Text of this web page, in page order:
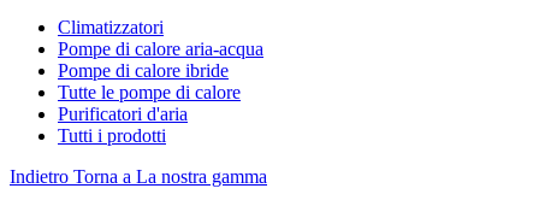
Climatizzatori
Pompe di calore aria-acqua
Pompe di calore ibride
Tutte le pompe di calore
Purificatori d'aria
Tutti i prodotti
Indietro Torna a La nostra gamma